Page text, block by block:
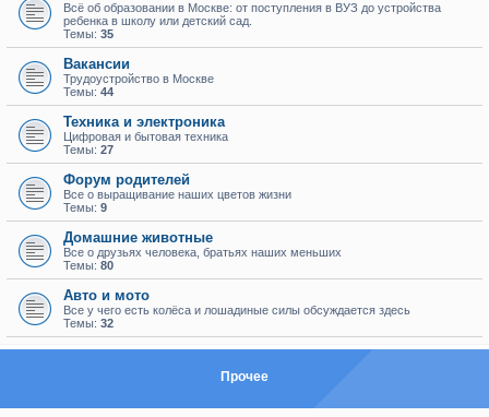
Всё об образовании в Москве: от поступления в ВУЗ до устройства
ребенка в школу или детский сад.
Темы: 35
Вакансии
Трудоустройство в Москве
Темы: 44
Техника и электроника
Цифровая и бытовая техника
Темы: 27
Форум родителей
Все о выращивание наших цветов жизни
Темы: 9
Домашние животные
Все о друзьях человека, братьях наших меньших
Темы: 80
Авто и мото
Все у чего есть колёса и лошадиные силы обсуждается здесь
Темы: 32
Прочее